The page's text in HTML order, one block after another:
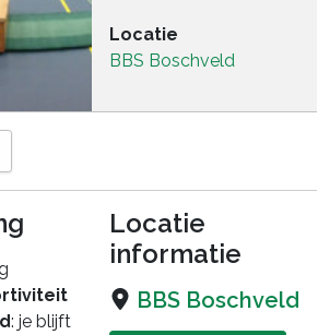
Locatie
BBS Boschveld
: je blijft
Locatie
informatie
BBS Boschveld